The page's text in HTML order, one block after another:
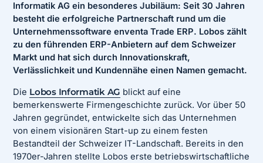
Informatik AG ein besonderes Jubiläum: Seit 30 Jahren
besteht die erfolgreiche Partnerschaft rund um die
Unternehmenssoftware enventa Trade ERP. Lobos zählt
zu den führenden ERP-Anbietern auf dem Schweizer
Markt und hat sich durch Innovationskraft,
Verlässlichkeit und Kundennähe einen Namen gemacht.
Die Lobos Informatik AG blickt auf eine
bemerkenswerte Firmengeschichte zurück. Vor über 50
Jahren gegründet, entwickelte sich das Unternehmen
von einem visionären Start-up zu einem festen
Bestandteil der Schweizer IT-Landschaft. Bereits in den
1970er-Jahren stellte Lobos erste betriebswirtschaftliche